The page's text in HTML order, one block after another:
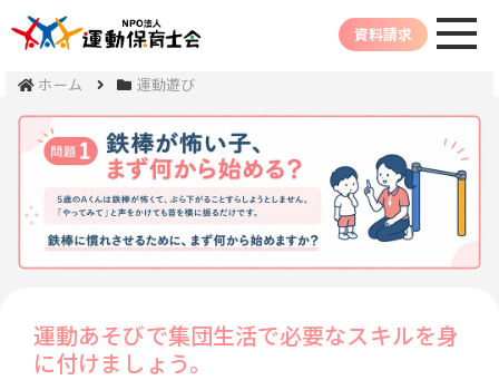
資料請求
ホーム 運動遊び
運動あそびで集団生活で必要なスキルを身
に付けましょう。